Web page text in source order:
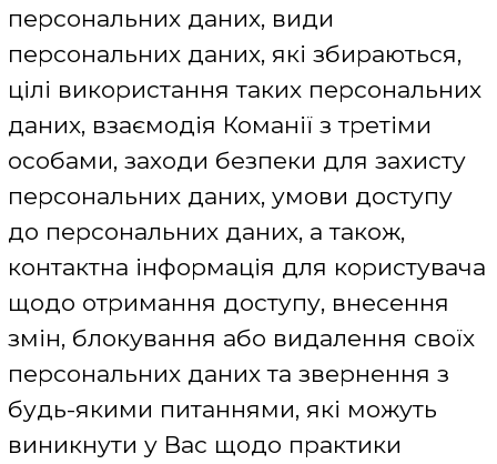
персональних даних
Володільцем та розпорядником
персональних даних користувачів
Сайту є ФОП Вододюк Олена
Сергіївна
При використанні користувачем
сервісів Сайту Компанією
здійснюється обробка даних
користувача, а саме:
- даних, що надаються користувачем
як при заповненні реєстраційних
форм, так і в процесі користування
сервісами;
- файли cookie;